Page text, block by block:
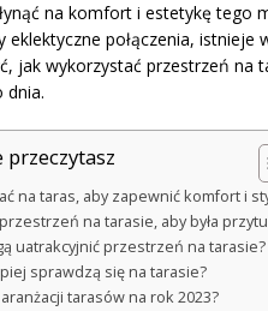
na komfort i estetykę tego
eklektyczne połączenia,
jak wykorzystać przestrzeń
dnia.
na taras, aby zapewnić komfort i
na tarasie, aby była
uatrakcyjnić przestrzeń na tarasie?
sprawdzą się na tarasie?
tarasów na rok 2023?